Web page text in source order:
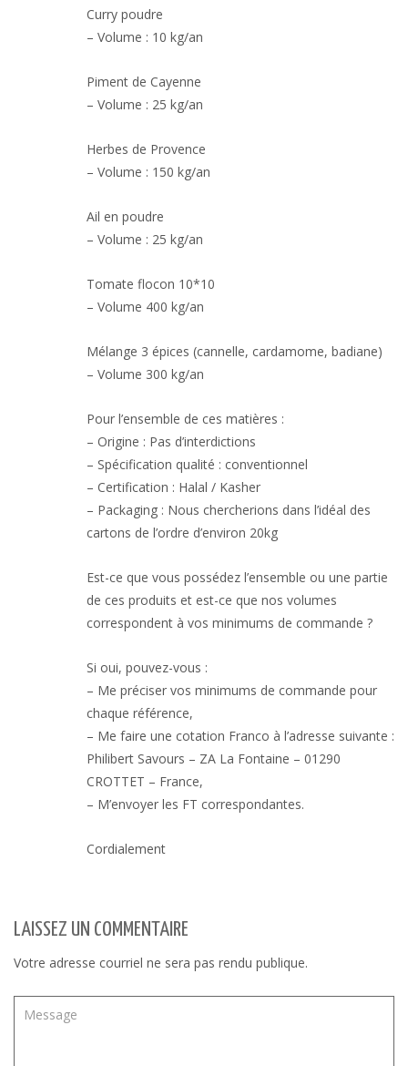
Curry poudre
– Volume : 10 kg/an
Piment de Cayenne
– Volume : 25 kg/an
Herbes de Provence
– Volume : 150 kg/an
Ail en poudre
– Volume : 25 kg/an
Tomate flocon 10*10
– Volume 400 kg/an
Mélange 3 épices (cannelle, cardamome, badiane)
– Volume 300 kg/an
Pour l’ensemble de ces matières :
– Origine : Pas d’interdictions
– Spécification qualité : conventionnel
– Certification : Halal / Kasher
– Packaging : Nous chercherions dans l’idéal des
cartons de l’ordre d’environ 20kg
Est-ce que vous possédez l’ensemble ou une partie
de ces produits et est-ce que nos volumes
correspondent à vos minimums de commande ?
Si oui, pouvez-vous :
– Me préciser vos minimums de commande pour
chaque référence,
– Me faire une cotation Franco à l’adresse suivante :
Philibert Savours – ZA La Fontaine – 01290
CROTTET – France,
– M’envoyer les FT correspondantes.
Cordialement
LAISSEZ UN COMMENTAIRE
Votre adresse courriel ne sera pas rendu publique.